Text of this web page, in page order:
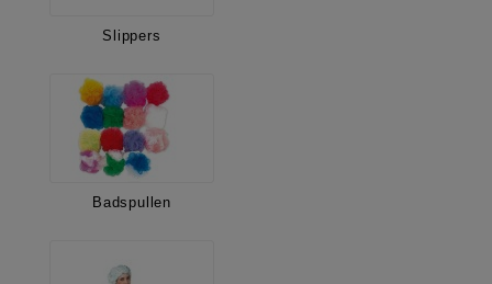
Slippers
Badspullen